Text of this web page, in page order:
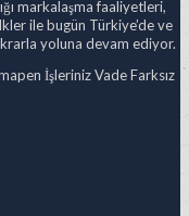
markalaşma faaliyetleri,
ile bugün Türkiye’de ve
yoluna devam ediyor.
İşleriniz Vade Farksız